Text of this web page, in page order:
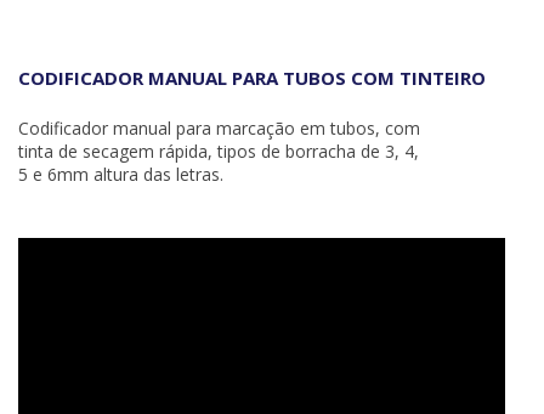
CODIFICADOR MANUAL PARA TUBOS COM TINTEIRO
Codificador manual para marcação em tubos, com
tinta de secagem rápida, tipos de borracha de 3, 4,
5 e 6mm altura das letras.